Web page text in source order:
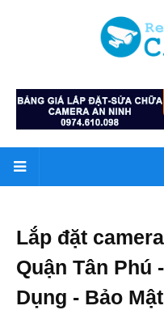
Lắp đặt
Quận Tân Phú
Dụng - Bảo